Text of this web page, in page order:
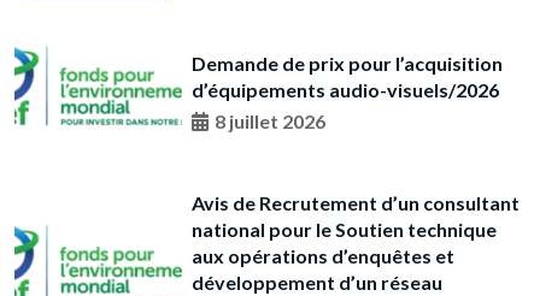
Demande de prix pour l’acquisition
d’équipements audio-visuels/2026
8 juillet 2026
Avis de Recrutement d’un consultant
national pour le Soutien technique
aux opérations d’enquêtes et
développement d’un réseau